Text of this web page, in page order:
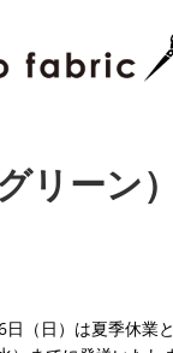
リーン）
（日）は夏季休業